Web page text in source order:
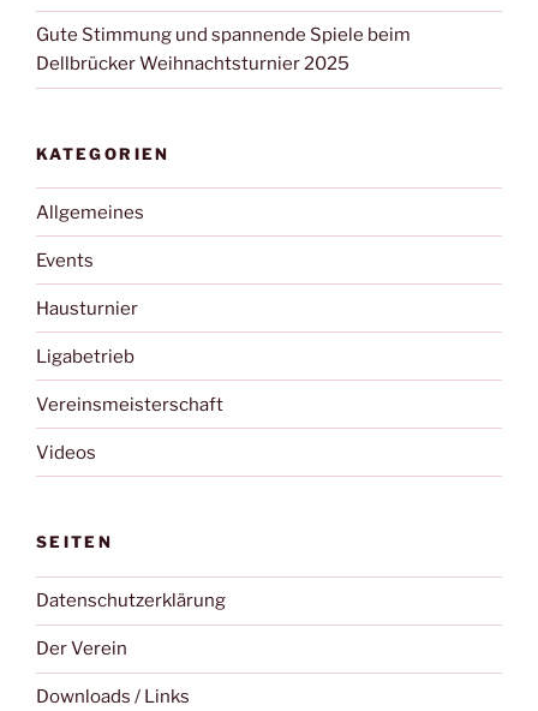
Gute Stimmung und spannende Spiele beim
Dellbrücker Weihnachtsturnier 2025
KATEGORIEN
Allgemeines
Events
Hausturnier
Ligabetrieb
Vereinsmeisterschaft
Videos
SEITEN
Datenschutzerklärung
Der Verein
Downloads / Links